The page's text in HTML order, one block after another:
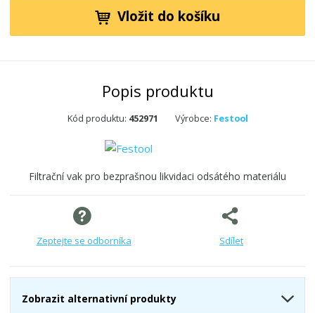
Vložit do košíku
Popis produktu
Kód produktu: 452971 Výrobce: Festool
Filtrační vak pro bezprašnou likvidaci odsátého materiálu
Zeptejte se odborníka Sdílet
Zobrazit alternativní produkty